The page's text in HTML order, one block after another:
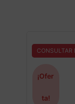
CONSULTAR
¡Ofer
ta!